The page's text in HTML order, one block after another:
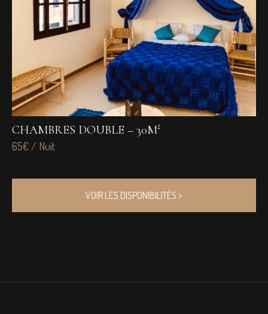
CHAMBRES DOUBLE – 30M²
65€ / Nuit
VOIR LES DISPONIBILITÉS >